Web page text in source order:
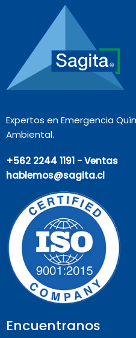
Expertos en Emergencia
Ambiental.
+562 2244 1191 - Ventas
hablemos@sagita.cl
Encuentranos